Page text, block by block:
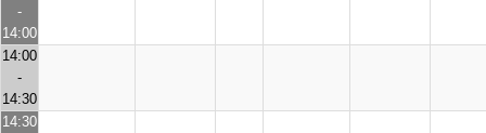
-
14:00
14:00
-
14:30
14:30